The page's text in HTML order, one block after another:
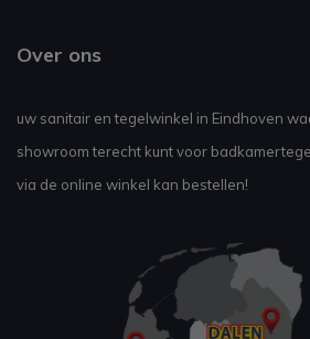
Over ons
uw sanitair en tegelwinkel in Eindhoven
showroom terecht kunt voor
via de online winkel kan bestellen!